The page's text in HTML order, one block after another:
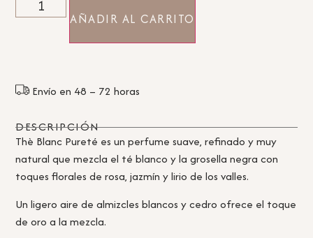
AÑADIR AL CARRITO
Envío en 48 – 72 horas
DESCRIPCIÓN
Thè Blanc Pureté es un perfume suave, refinado y muy
natural que mezcla el té blanco y la grosella negra con
toques florales de rosa, jazmín y lirio de los valles.
Un ligero aire de almizcles blancos y cedro ofrece el toque
de oro a la mezcla.